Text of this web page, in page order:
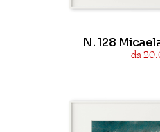
N. 128
da